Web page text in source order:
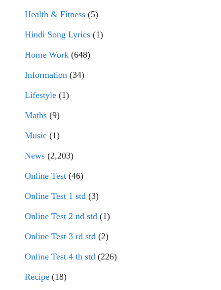
Health & Fitness (5)
Hindi Song Lyrics (1)
Home Work (648)
Information (34)
Lifestyle (1)
Maths (9)
Music (1)
News (2,203)
Online Test (46)
Online Test 1 std (3)
Online Test 2 nd std (1)
Online Test 3 rd std (2)
Online Test 4 th std (226)
Recipe (18)